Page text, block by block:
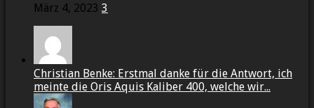
März 4, 2023 3
Christian Benke: Erstmal danke für die Antwort, ich
meinte die Oris Aquis Kaliber 400, welche wir...